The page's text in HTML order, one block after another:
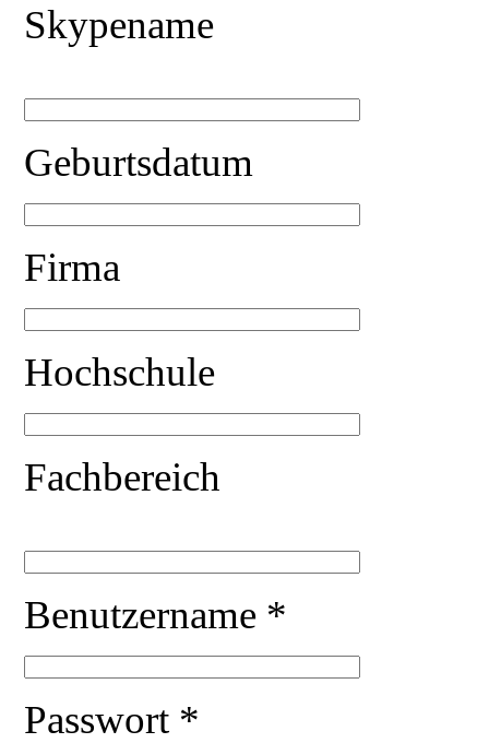
Skypename
Geburtsdatum
Firma
Hochschule
Fachbereich
Benutzername *
Passwort *